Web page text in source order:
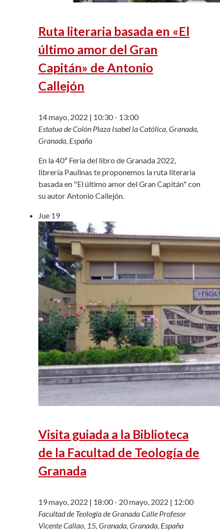
Ruta literaria basada en «El
último amor del Gran
Capitán» de Antonio
Callejón
14 mayo, 2022 | 10:30- 13:00
Estatua de Colón Plaza Isabel la Católica, Granada,
Granada, España
En la 40ª Feria del libro de Granada 2022,
librería Paulinas te proponemos la ruta literaria
basada en "El último amor del Gran Capitán" con
su autor Antonio Callejón.
Jue 19
Visita guiada a la Biblioteca
de la Facultad de Teología de
Granada
19 mayo, 2022 | 18:00- 20 mayo, 2022 | 12:00
Facultad de Teología de GranadaCalle Profesor
Vicente Callao, 15, Granada, Granada, España